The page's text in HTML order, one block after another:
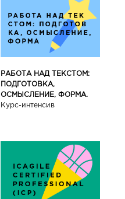
РАБОТА НАД ТЕКСТОМ:
ПОДГОТОВКА,
ОСМЫСЛЕНИЕ, ФОРМА.
Курс-интенсив